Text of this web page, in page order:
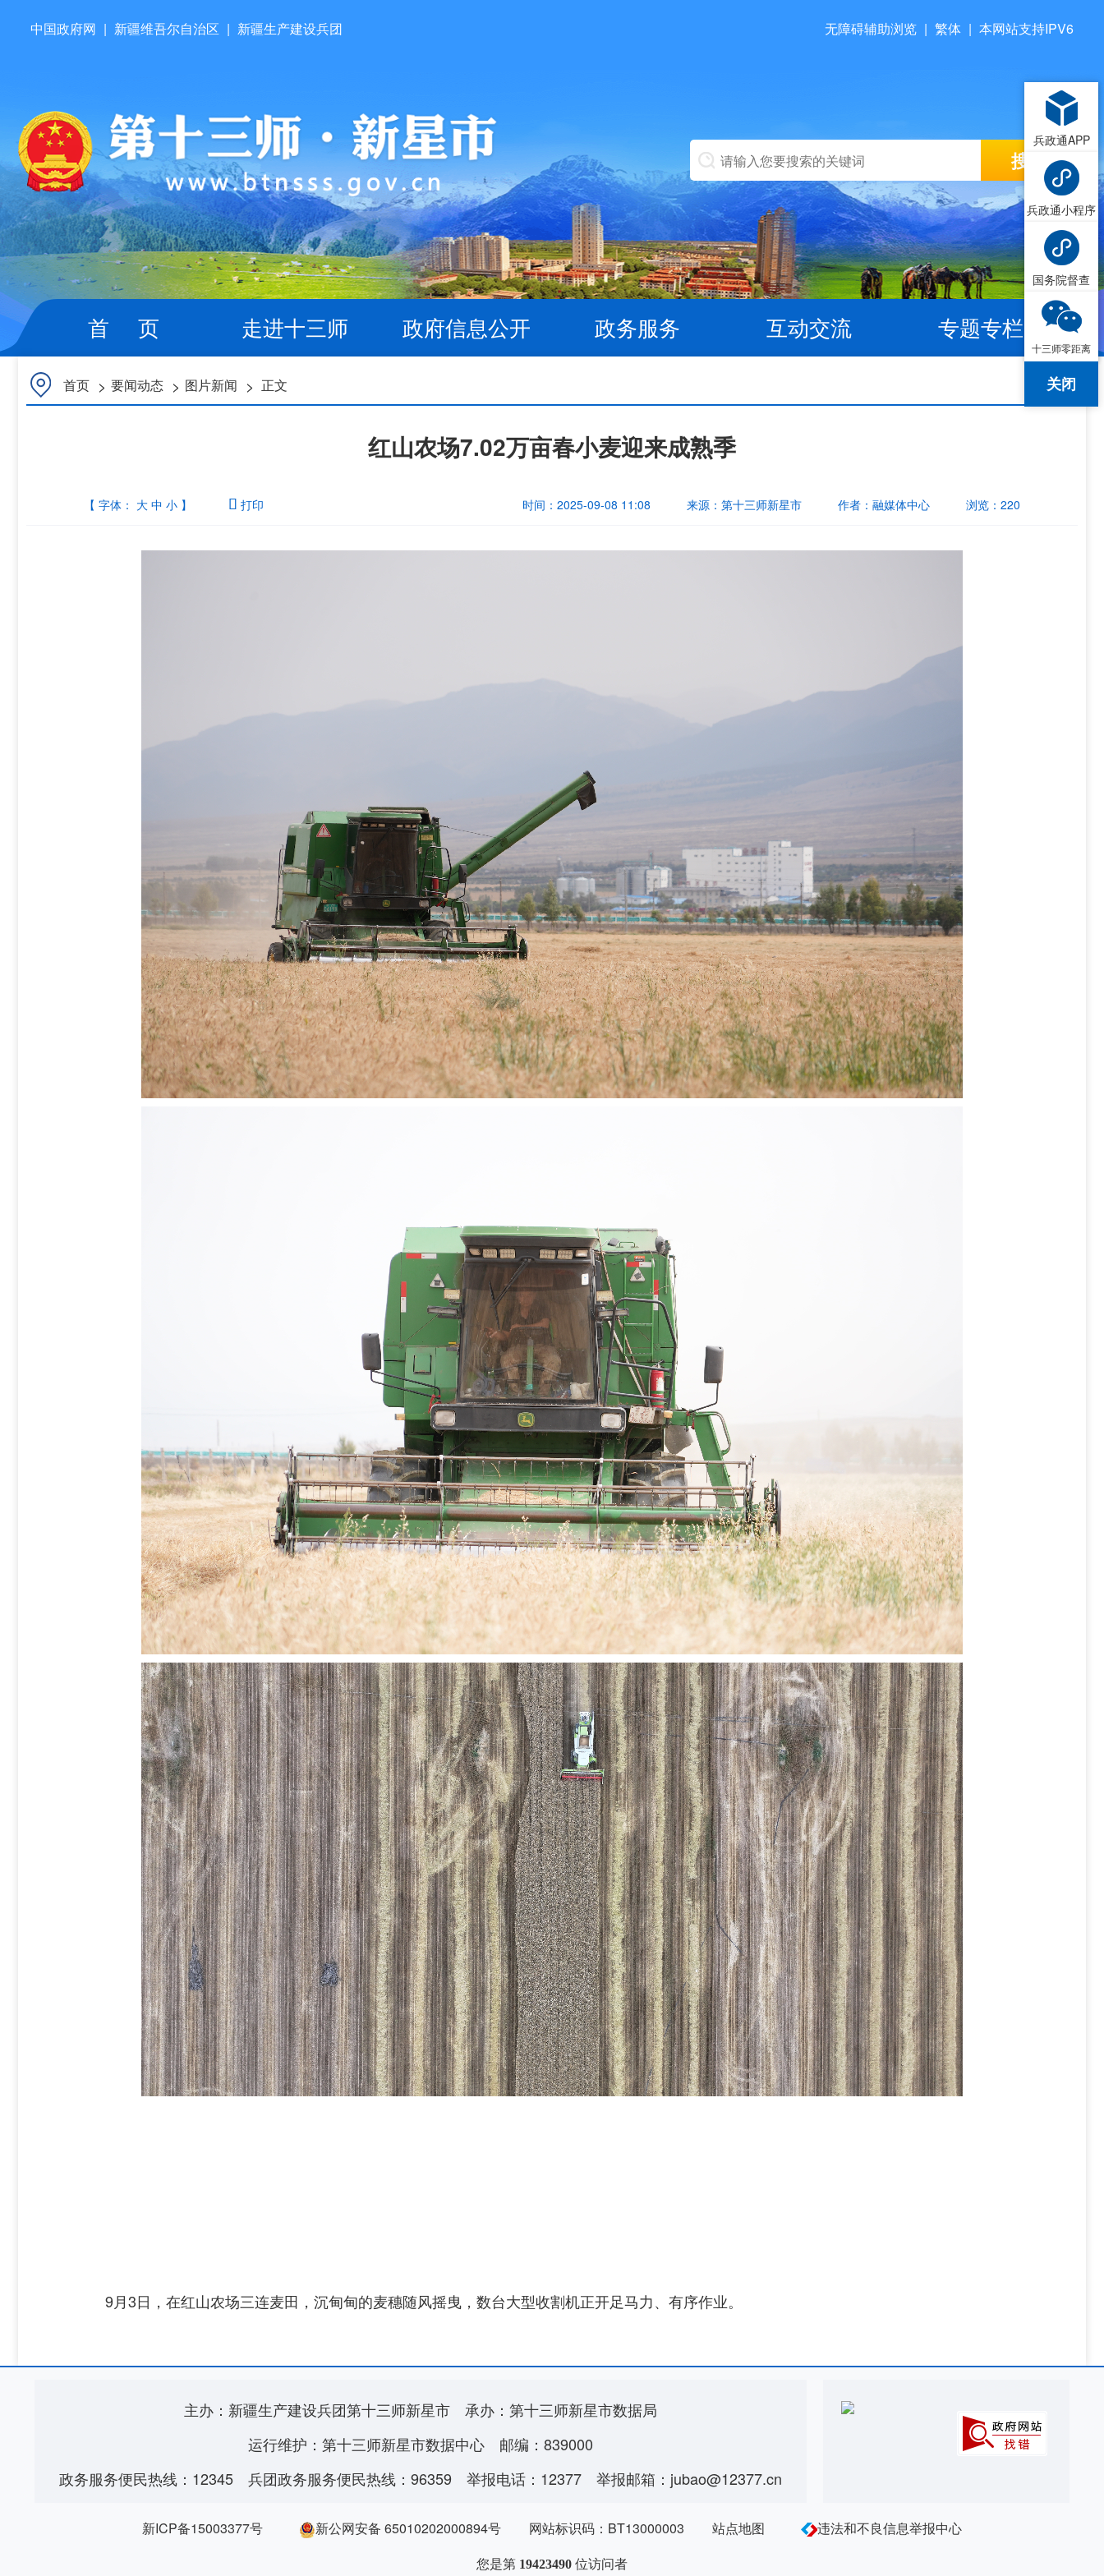
中国政府网 | 新疆维吾尔自治区 | 新疆生产建设兵团 无障碍辅助浏览 | 繁体 | 本网站支持IPV6
首 页 走进十三师 政府信息公开 政务服务 互动交流 专题专栏
首页 > 要闻动态 > 图片新闻 > 正文
红山农场7.02万亩春小麦迎来成熟季
【 字体： 大 中 小 】  打印 时间： 2025-09-08 11:08 来源： 第十三师新星市 作者： 融媒体中心 浏览： 220
9月3日，在红山农场三连麦田，沉甸甸的麦穗随风摇曳，数台大型收割机正开足马力、有序作业。
主办：新疆生产建设兵团第十三师新星市
承办：第十三师新星市数据局
运行维护：第十三师新星市数据中心
邮编：839000
政务服务便民热线：12345
兵团政务服务便民热线：96359 举报电话：12377 举报邮箱：jubao@12377.cn
新ICP备15003377号 新公网安备 65010202000894号 网站标识码：BT13000003 站点地图
违法和不良信息举报中心
您是第 19423490 位访问者
兵政通APP
兵政通小程序
国务院督查
十三师零距离
关闭